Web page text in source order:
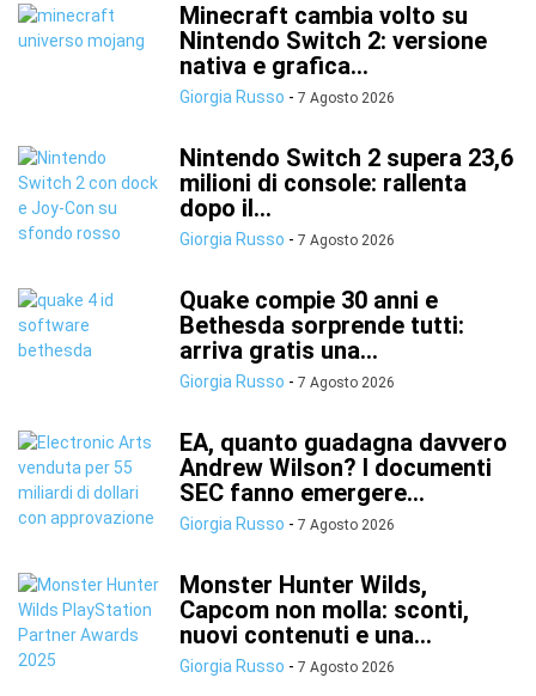
Minecraft cambia volto su
Nintendo Switch 2: versione
nativa e grafica...
Giorgia Russo - 7 Agosto 2026
Nintendo Switch 2 supera 23,6
milioni di console: rallenta
dopo il...
Giorgia Russo - 7 Agosto 2026
Quake compie 30 anni e
Bethesda sorprende tutti:
arriva gratis una...
Giorgia Russo - 7 Agosto 2026
EA, quanto guadagna davvero
Andrew Wilson? I documenti
SEC fanno emergere...
Giorgia Russo - 7 Agosto 2026
Monster Hunter Wilds,
Capcom non molla: sconti,
nuovi contenuti e una...
Giorgia Russo - 7 Agosto 2026